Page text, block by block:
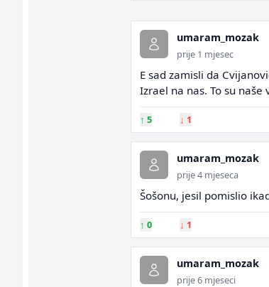
umaram_mozak
prije 1 mjesec
E sad zamisli da
Izrael na nas. To su naše
↑ 5 ↓ 1
umaram_mozak
prije 4 mjeseca
Šošonu, jesil pomislio
↑ 0 ↓ 1
umaram_mozak
prije 6 mjeseci